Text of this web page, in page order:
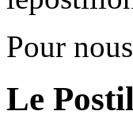
Pour
Le